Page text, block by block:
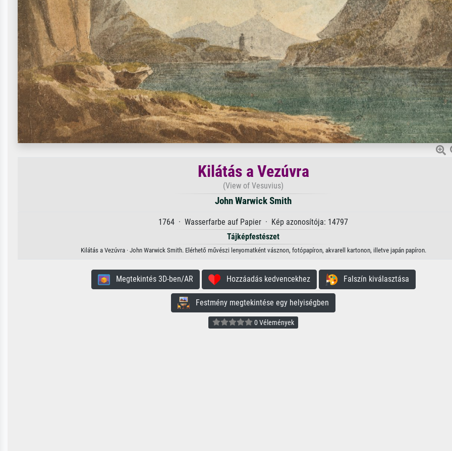
Kilátás a Vezúvra
(View of Vesuvius)
John Warwick Smith
1764 · Wasserfarbe auf Papier · Kép azonosítója: 14797
Tájképfestészet
Kilátás a Vezúvra · John Warwick Smith. Elérhető művészi lenyomatként vásznon, fotópapíron, akvarell kartonon, illetve japán papíron.
Megtekintés 3D-ben/AR Hozzáadás kedvencekhez Falszín kiválasztása
Festmény megtekintése egy helyiségben
0 Vélemények